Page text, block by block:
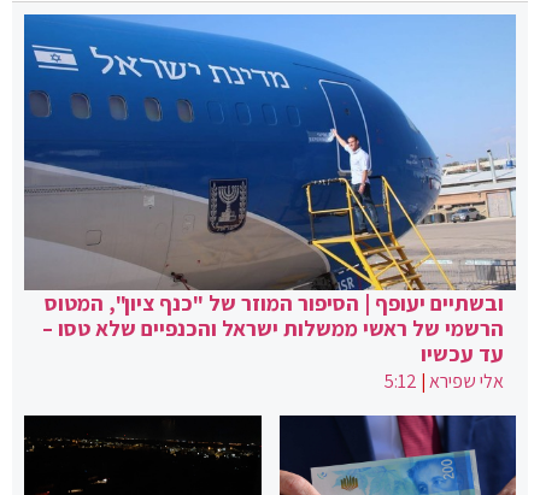
ובשתיים יעופף | הסיפור המוזר של "כנף ציון", המטוס
הרשמי של ראשי ממשלות ישראל והכנפיים שלא טסו –
עד עכשיו
אלי שפירא|
5:12